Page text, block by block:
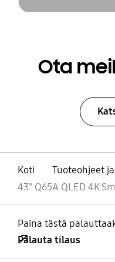
Ota
Koti Tuoteohjeet
43" Q65A QLED 4K
Paina tästä
Palauta tilaus